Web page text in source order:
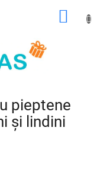
COŞ
pieptene
și lindini